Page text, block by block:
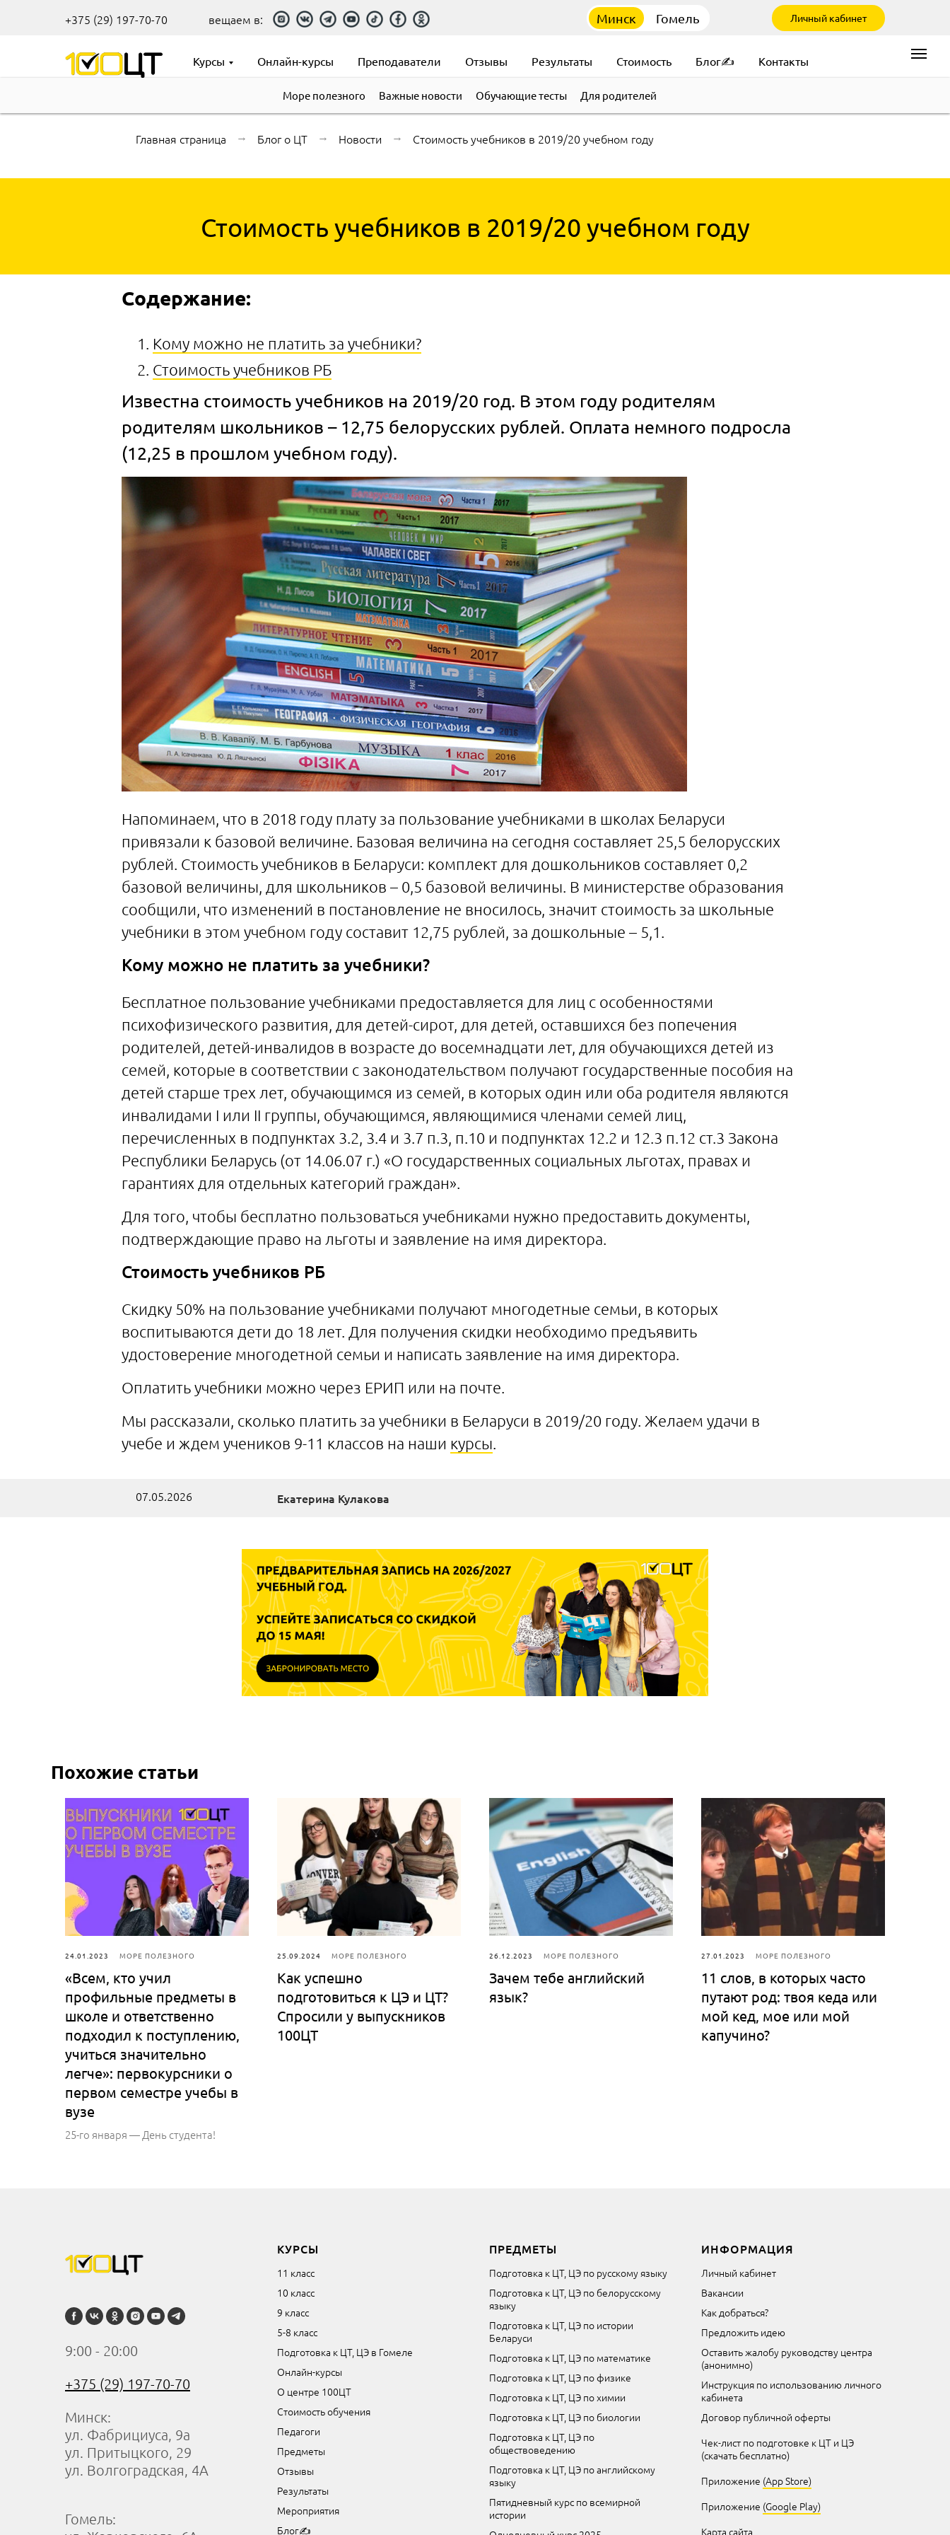
+375 (29) 197-70-70 Личный кабинет
вещаем в: Минск Гомель
Курсы Онлайн-курсы Преподаватели Отзывы Результаты Стоимость Блог✍ Контакты
Море полезного Важные новости Обучающие тесты Для родителей
Главная страница → Блог о ЦТ → Новости → Стоимость учебников в 2019/20 учебном году
Стоимость учебников в 2019/20 учебном году
Содержание:
Кому можно не платить за учебники?
Стоимость учебников РБ
Известна стоимость учебников на 2019/20 год. В этом году родителям
родителям школьников – 12,75 белорусских рублей. Оплата немного подросла
(12,25 в прошлом учебном году).
Напоминаем, что в 2018 году плату за пользование учебниками в школах Беларуси
привязали к базовой величине. Базовая величина на сегодня составляет 25,5 белорусских
рублей. Стоимость учебников в Беларуси: комплект для дошкольников составляет 0,2
базовой величины, для школьников – 0,5 базовой величины. В министерстве образования
сообщили, что изменений в постановление не вносилось, значит стоимость за школьные
учебники в этом учебном году составит 12,75 рублей, за дошкольные – 5,1.
Кому можно не платить за учебники?
Бесплатное пользование учебниками предоставляется для лиц с особенностями
психофизического развития, для детей-сирот, для детей, оставшихся без попечения
родителей, детей-инвалидов в возрасте до восемнадцати лет, для обучающихся детей из
семей, которые в соответствии с законодательством получают государственные пособия на
детей старше трех лет, обучающимся из семей, в которых один или оба родителя являются
инвалидами I или II группы, обучающимся, являющимися членами семей лиц,
перечисленных в подпунктах 3.2, 3.4 и 3.7 п.3, п.10 и подпунктах 12.2 и 12.3 п.12 ст.3 Закона
Республики Беларусь (от 14.06.07 г.) «О государственных социальных льготах, правах и
гарантиях для отдельных категорий граждан».
Для того, чтобы бесплатно пользоваться учебниками нужно предоставить документы,
подтверждающие право на льготы и заявление на имя директора.
Стоимость учебников РБ
Скидку 50% на пользование учебниками получают многодетные семьи, в которых
воспитываются дети до 18 лет. Для получения скидки необходимо предъявить
удостоверение многодетной семьи и написать заявление на имя директора.
Оплатить учебники можно через ЕРИП или на почте.
Мы рассказали, сколько платить за учебники в Беларуси в 2019/20 году. Желаем удачи в
учебе и ждем учеников 9-11 классов на наши курсы
07.05.2026 Екатерина Кулакова
Похожие статьи
24.01.2023 МОРЕ ПОЛЕЗНОГО
«Всем, кто учил
профильные предметы в
школе и ответственно
подходил к поступлению,
учиться значительно
легче»: первокурсники о
первом семестре учебы в
вузе
25-го января — День студента!
25.09.2024 МОРЕ ПОЛЕЗНОГО
Как успешно
подготовиться к ЦЭ и ЦТ?
Спросили у выпускников
100ЦТ
26.12.2023 МОРЕ ПОЛЕЗНОГО
Зачем тебе английский
язык?
27.01.2023 МОРЕ ПОЛЕЗНОГО
11 слов, в которых часто
путают род: твоя кеда или
мой кед, мое или мой
капучино?
9:00 - 20:00
+375 (29) 197-70-70
Минск:
ул. Фабрициуса, 9а
ул. Притыцкого, 29
ул. Волгоградская, 4А
Гомель:
КУРСЫ
11 класс
10 класс
9 класс
5-8 класс
Подготовка к ЦТ, ЦЭ в Гомеле
Онлайн-курсы
О центре 100ЦТ
Стоимость обучения
Педагоги
Предметы
Отзывы
Результаты
Мероприятия
Блог✍
ПРЕДМЕТЫ
Подготовка к ЦТ, ЦЭ по русскому языку
Подготовка к ЦТ, ЦЭ по белорусскому
языку
Подготовка к ЦТ, ЦЭ по истории
Беларуси
Подготовка к ЦТ, ЦЭ по математике
Подготовка к ЦТ, ЦЭ по физике
Подготовка к ЦТ, ЦЭ по химии
Подготовка к ЦТ, ЦЭ по биологии
Подготовка к ЦТ, ЦЭ по
обществоведению
Подготовка к ЦТ, ЦЭ по английскому
языку
Пятидневный курс по всемирной
истории
ИНФОРМАЦИЯ
Личный кабинет
Вакансии
Как добраться?
Предложить идею
Оставить жалобу руководству центра
(анонимно)
Инструкция по использованию личного
кабинета
Договор публичной оферты
Чек-лист по подготовке к ЦТ и ЦЭ
(скачать бесплатно)
Приложение (App Store)
Приложение (Google Play)
Карта сайта